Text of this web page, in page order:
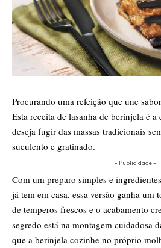
Procurando uma refeição que une
Esta receita de lasanha de berinjela é
deseja fugir das massas tradicionais
suculento e gratinado.
- Publicidade -
​Com um preparo simples e
já tem em casa, essa versão ganha um
de temperos frescos e o acabamento
segredo está na montagem cuidadosa
que a berinjela cozinhe no próprio